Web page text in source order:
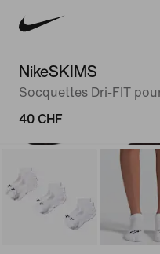
NikeSKIMS
Socquettes Dri-FIT
40 CHF